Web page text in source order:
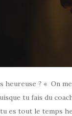
heureuse ? « On
tu fais du
es tout le temps